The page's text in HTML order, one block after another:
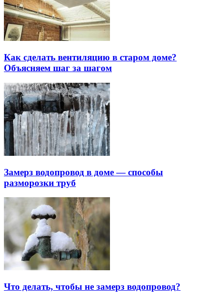
Как сделать вентиляцию в старом доме?
Объясняем шаг за шагом
Замерз водопровод в доме — способы
разморозки труб
Что делать, чтобы не замерз водопровод?